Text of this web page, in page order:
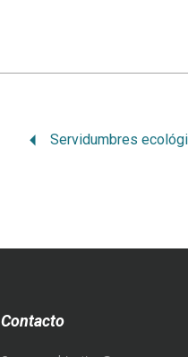
Contacto